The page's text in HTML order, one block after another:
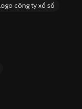
công ty xổ số